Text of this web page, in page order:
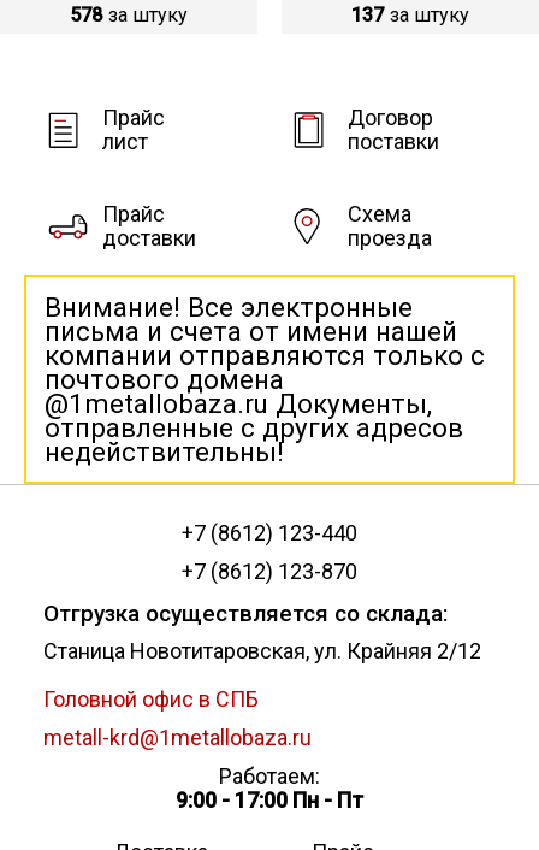
578 за штуку 137 за штуку
Прайс
лист
Договор
поставки
Прайс
доставки
Схема
проезда
Внимание! Все электронные
письма и счета от имени нашей
компании отправляются только с
почтового домена
@1metallobaza.ru Документы,
отправленные с других адресов
недействительны!
+7 (8612) 123-440
+7 (8612) 123-870
Отгрузка осуществляется со склада:
Станица Новотитаровская, ул. Крайняя 2/12
Головной офис в СПБ
metall-krd@1metallobaza.ru
Работаем:
9:00 - 17:00 Пн - Пт